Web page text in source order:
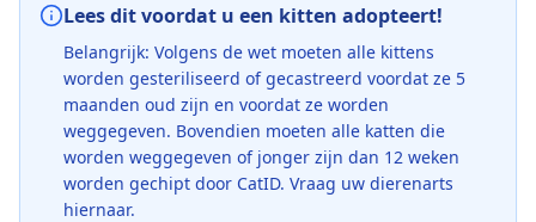
Lees dit voordat u een kitten adopteert!
Belangrijk: Volgens de wet moeten alle kittens
worden gesteriliseerd of gecastreerd voordat ze 5
maanden oud zijn en voordat ze worden
weggegeven. Bovendien moeten alle katten die
worden weggegeven of jonger zijn dan 12 weken
worden gechipt door CatID. Vraag uw dierenarts
hiernaar.